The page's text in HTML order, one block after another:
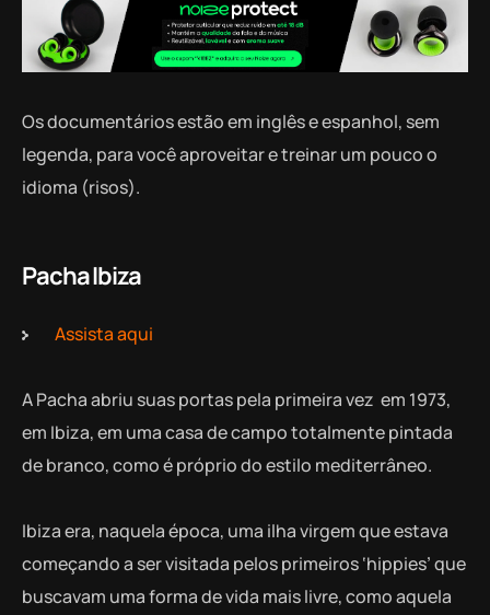
Os documentários estão em inglês e espanhol, sem
legenda, para você aproveitar e treinar um pouco o
idioma (risos).
Pacha Ibiza
Assista aqui
A Pacha abriu suas portas pela primeira vez em 1973,
em Ibiza, em uma casa de campo totalmente pintada
de branco, como é próprio do estilo mediterrâneo.
Ibiza era, naquela época, uma ilha virgem que estava
começando a ser visitada pelos primeiros ‘hippies’ que
buscavam uma forma de vida mais livre, como aquela